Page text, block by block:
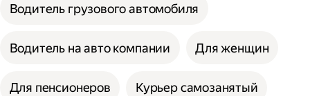
Водитель грузового автомобиля
Водитель на авто компании Для женщин
Для пенсионеров Курьер самозанятый